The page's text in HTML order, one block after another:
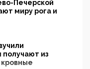
Печерской
миру рога и
из